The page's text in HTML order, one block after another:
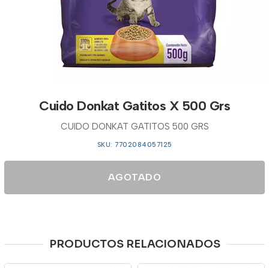
Cuido Donkat Gatitos X 500 Grs
CUIDO DONKAT GATITOS 500 GRS
SKU: 7702084057125
AGOTADO
PRODUCTOS RELACIONADOS